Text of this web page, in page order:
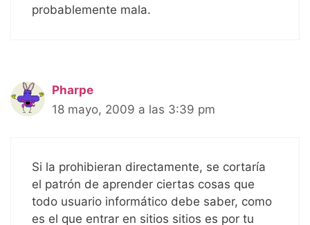
probablemente mala.
Pharpe
18 mayo, 2009 a las 3:39 pm
Si la prohibieran directamente, se cortaría
el patrón de aprender ciertas cosas que
todo usuario informático debe saber, como
es el que entrar en sitios sitios es por tu